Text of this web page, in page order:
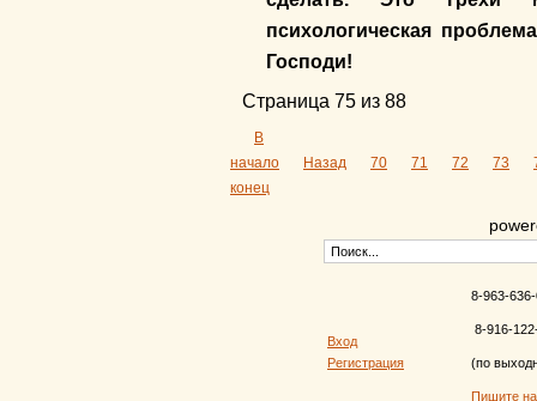
психологическая
Господи!
Страница 75 из 88
В
начало
Назад 70 71 72 73
конец
Вход
Регистрация
8-963-
8-916-
(по
Пишите